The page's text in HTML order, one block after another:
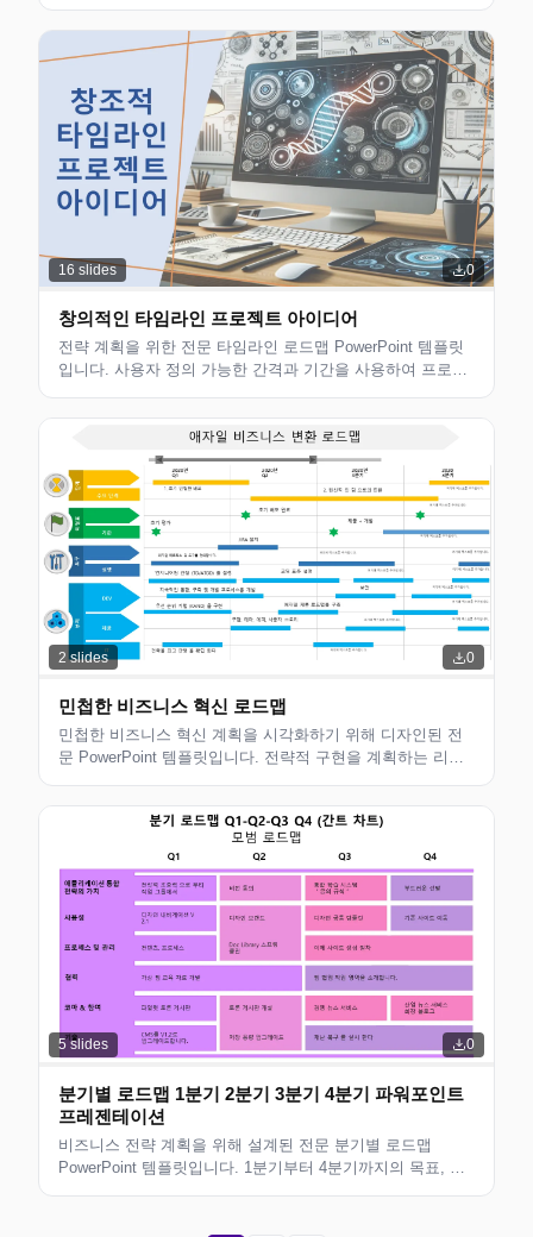
16 slides 0
창의적인 타임라인 프로젝트 아이디어
전략 계획을 위한 전문 타임라인 로드맵 PowerPoint 템플릿
입니다. 사용자 정의 가능한 간격과 기간을 사용하여 프로젝
2slides 0
민첩한 비즈니스 혁신 로드맵
민첩한 비즈니스 혁신 계획을 시각화하기 위해 디자인된 전
문 PowerPoint 템플릿입니다. 전략적 구현을 ​​계획하는 리더
5slides 0
분기별 로드맵 1분기 2분기 3분기 4분기 파워포인트
프레젠테이션
비즈니스 전략 계획을 위해 설계된 전문 분기별 로드맵
PowerPoint 템플릿입니다. 1분기부터 4분기까지의 목표, 타